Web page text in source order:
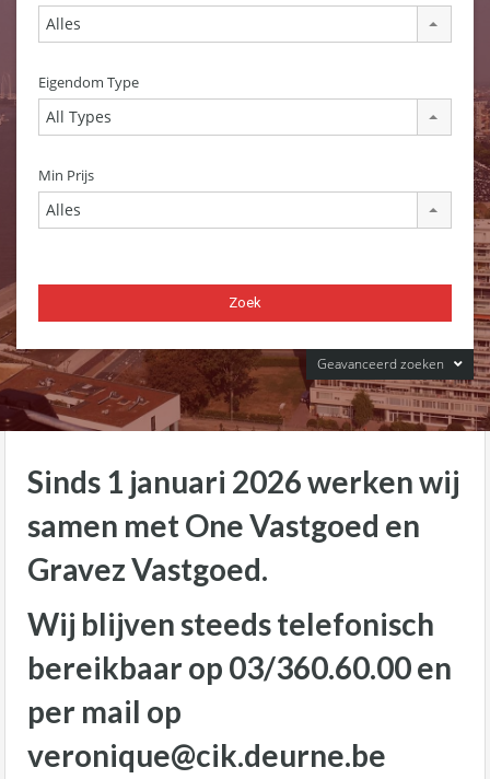
Alles
Eigendom Type
All Types
Min Prijs
Alles
Geavanceerd zoeken
Sinds 1 januari 2026 werken wij
samen met One Vastgoed en
Gravez Vastgoed.
Wij blijven steeds telefonisch
bereikbaar op 03/360.60.00 en
per mail op
veronique@cik.deurne.be